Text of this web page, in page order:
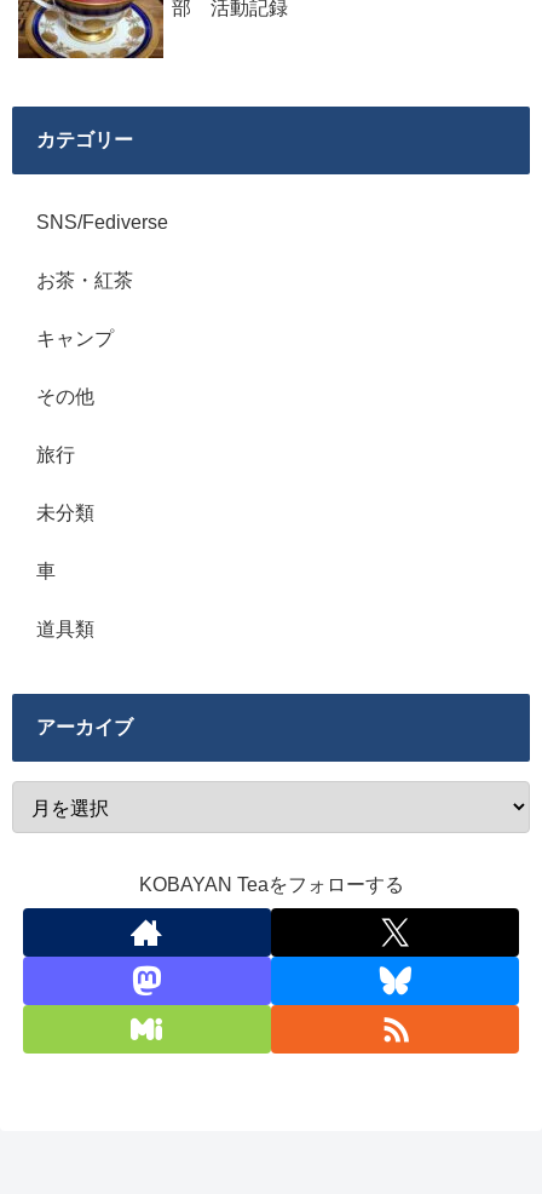
部 活動記録
カテゴリー
SNS/Fediverse
お茶・紅茶
キャンプ
その他
旅行
未分類
車
道具類
アーカイブ
KOBAYAN Teaをフォローする